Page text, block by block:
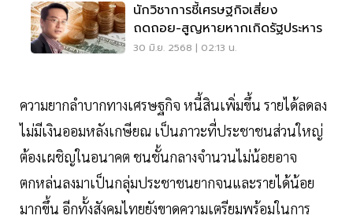
นักวิชาการชี้เศรษฐกิจเสี่ยง
ถดถอย-สูญหายหากเกิดรัฐประหาร
30 มิ.ย. 2568 | 02:13 น.
ความยากลำบากทางเศรษฐกิจ หนี้สินเพิ่มขึ้น รายได้ลดลง
ไม่มีเงินออมหลังเกษียณ เป็นภาวะที่ประชาชนส่วนใหญ่
ต้องเผชิญในอนาคต ชนชั้นกลางจำนวนไม่น้อยอาจ
ตกหล่นลงมาเป็นกลุ่มประชาชนยากจนและรายได้น้อย
มากขึ้น อีกทั้งสังคมไทยยังขาดความเตรียมพร้อมในการ